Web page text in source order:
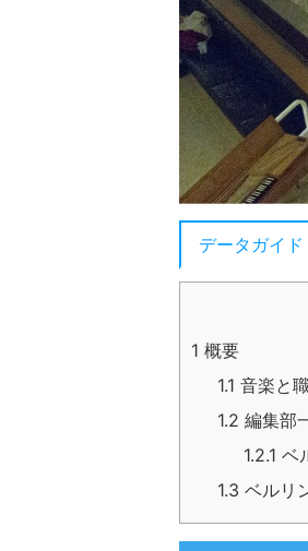
データガイド
1 概要
1.1 音楽と
1.2 編集部
1.2.1 ベ
1.3 ベルリ